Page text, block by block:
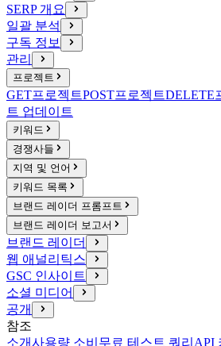
SERP 개요
일괄 분석
구독 정보
관리
프로젝트
GET프로젝트POST프로젝트DELETE
트 업데이트
키워드
경쟁사들
지역 및 언어
키워드 목록
브랜드 레이더 프롬프트
브랜드 레이더 보고서
브랜드 레이더
웹 애널리틱스
GSC 인사이트
소셜 미디어
공개
참조
소개사용량 소비 무료 테스트 쿼리 API